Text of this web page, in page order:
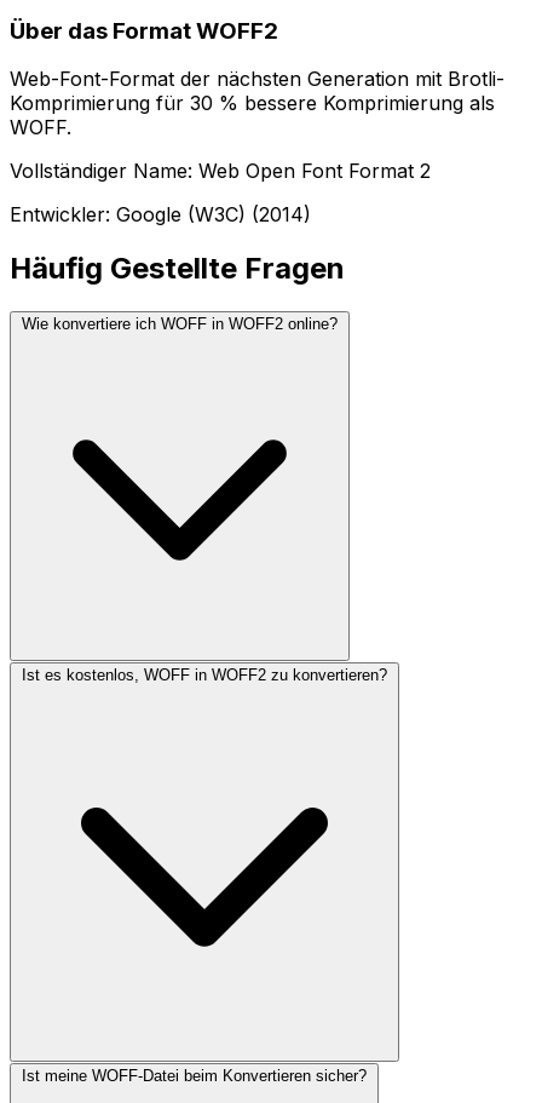
Über das Format WOFF2
Web-Font-Format der nächsten Generation mit Brotli-
Komprimierung für 30 % bessere Komprimierung als
WOFF.
Vollständiger Name: Web Open Font Format 2
Entwickler: Google (W3C) (2014)
Häufig Gestellte Fragen
Wie konvertiere ich WOFF in WOFF2 online?
Ist es kostenlos, WOFF in WOFF2 zu konvertieren?
Ist meine WOFF-Datei beim Konvertieren sicher?